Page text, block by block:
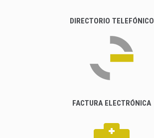
DIRECTORIO TELEFÓNICO
FACTURA ELECTRÓNICA